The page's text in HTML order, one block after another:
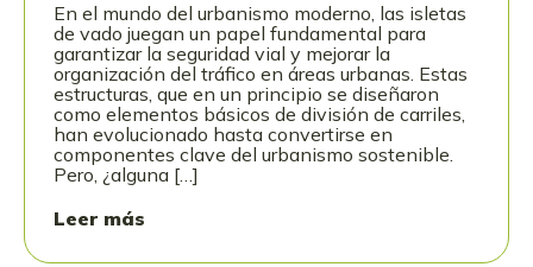
En el mundo del urbanismo moderno, las isletas
de vado juegan un papel fundamental para
garantizar la seguridad vial y mejorar la
organización del tráfico en áreas urbanas. Estas
estructuras, que en un principio se diseñaron
como elementos básicos de división de carriles,
han evolucionado hasta convertirse en
componentes clave del urbanismo sostenible.
Pero, ¿alguna […]
Leer más